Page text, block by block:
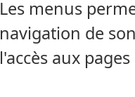
Les menus
navigation de
l'accès aux